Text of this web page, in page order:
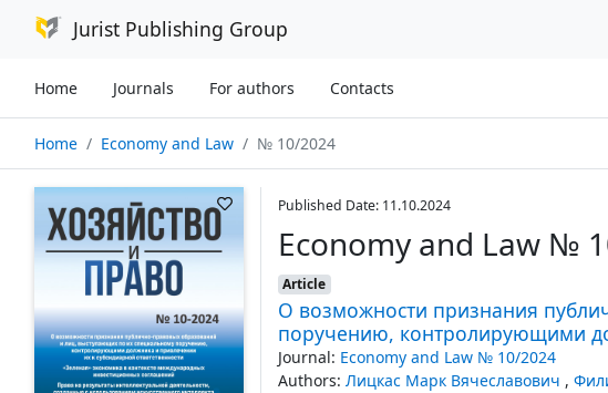
Jurist Publishing Group
Home Journals For authors Contacts
Home Economy and Law № 10/2024
Published Date: 11.10.2024
Economy and Law №
Article
О возможности признания
поручению, контролирующими
Journal: Economy and Law № 10/2024
Authors: Лицкас Марк Вячеславович ,